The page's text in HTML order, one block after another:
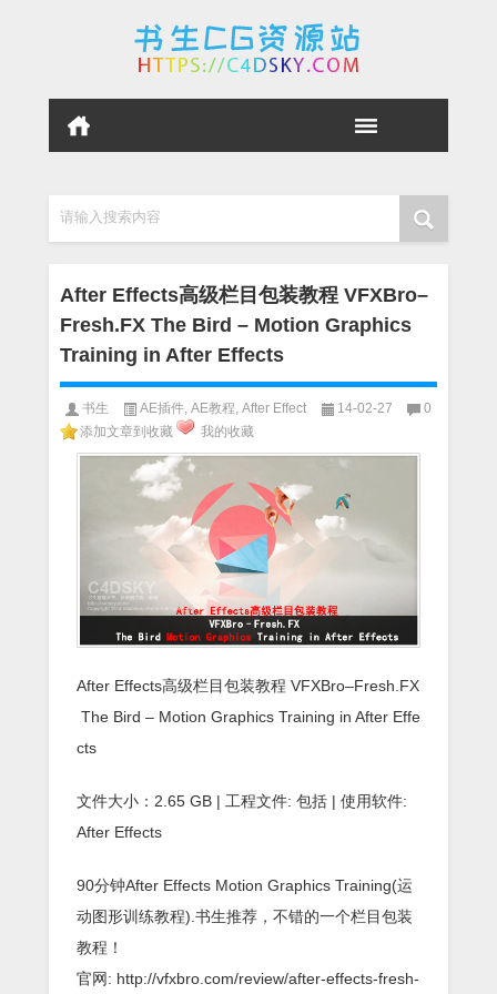
请输入搜索内容
After Effects高级栏目包装教程 VFXBro–
Fresh.FX The Bird – Motion Graphics
Training in After Effects
书生 AE插件 AE教程 After Effect 14-02-27
0
添加文章到收藏
我的收藏
After Effects高级栏目包装教程 VFXBro–Fresh.FX
The Bird – Motion Graphics Training in After Effe
cts
文件大小：2.65 GB | 工程文件: 包括 | 使用软件:
After Effects
90分钟After Effects Motion Graphics Training(运
动图形训练教程).书生推荐，不错的一个栏目包装
教程！
官网: http://vfxbro.com/review/after-effects-fresh-